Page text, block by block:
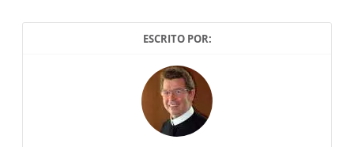
ESCRITO POR: